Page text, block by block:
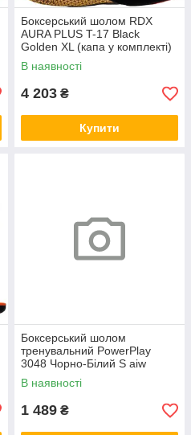
Боксерський шолом RDX
AURA PLUS T-17 Black
Golden XL (капа у комплекті)
aiw Оригинал 4146
В наявності
4 203 ₴
Купити
Боксерський шолом
тренувальний PowerPlay
3048 Чорно-Білий S aiw
Оригинал 4364
В наявності
1 489 ₴